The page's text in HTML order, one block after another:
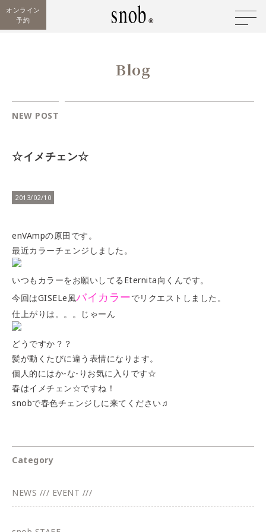
オンライン
予約
Blog
NEW POST
☆イメチェン☆
2013/02/10
enVAmpの原田です。
最近カラーチェンジしました。
いつもカラーをお願いしてるEternita向くんです。
今回はGISELe風バイカラーでリクエストしました。
仕上がりは。。。じゃーん
どうですか？？
髪が動くたびに違う表情になります。
個人的にはか-な-りお気に入りです☆
春はイメチェン☆ですね！
snobで春色チェンジしに来てください♫
Category
NEWS /// EVENT ///